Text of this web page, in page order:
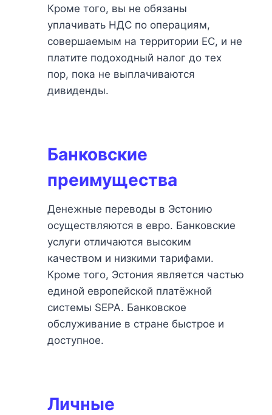
Кроме того, вы не обязаны
уплачивать НДС по операциям,
совершаемым на территории ЕС, и не
платите подоходный налог до тех
пор, пока не выплачиваются
дивиденды.
Банковские
преимущества
Денежные переводы в Эстонию
осуществляются в евро. Банковские
услуги отличаются высоким
качеством и низкими тарифами.
Кроме того, Эстония является частью
единой европейской платёжной
системы SEPA. Банковское
обслуживание в стране быстрое и
доступное.
Личные